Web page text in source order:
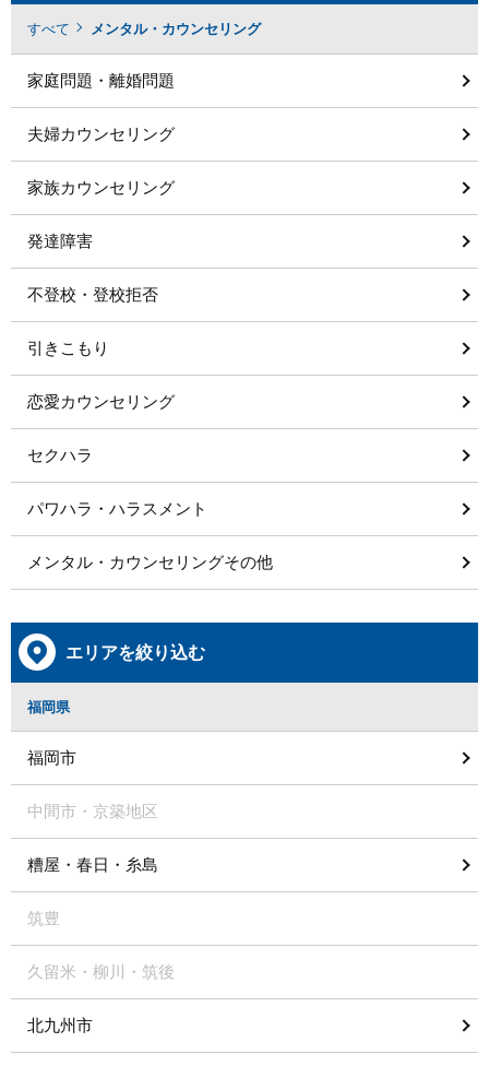
すべて メンタル・カウンセリング
家庭問題・離婚問題
夫婦カウンセリング
家族カウンセリング
発達障害
不登校・登校拒否
引きこもり
恋愛カウンセリング
セクハラ
パワハラ・ハラスメント
メンタル・カウンセリングその他
エリアを絞り込む
福岡県
福岡市
中間市・京築地区
糟屋・春日・糸島
筑豊
久留米・柳川・筑後
北九州市